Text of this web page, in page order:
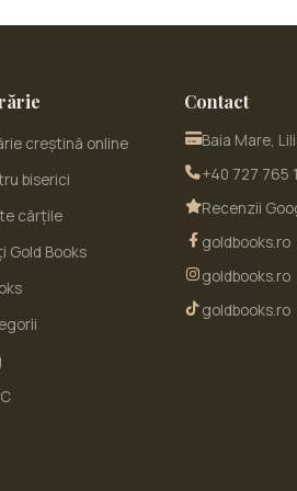
creștină online
biserici
cărțile
Gold Books
Contact
Baia Mare,
+40 727 765
Recenzii
goldbooks.ro
goldbooks.ro
goldbooks.ro